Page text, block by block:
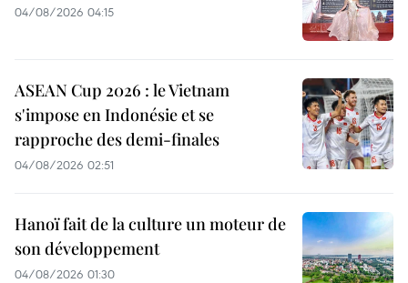
04/08/2026 04:15
ASEAN Cup 2026 : le Vietnam
s'impose en Indonésie et se
rapproche des demi-finales
04/08/2026 02:51
Hanoï fait de la culture un moteur de
son développement
04/08/2026 01:30